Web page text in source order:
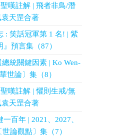
嘆註解 | 飛者非鳥/潛
天罡合著
: 笑話冠軍第 1 名! | 紫
預言集（87）
統關鍵因素 | Ko Wen-
世論〕集（8）
嘆註解 | 懼則生戒/無
天罡合著
百年 | 2021、2027、
論觀點〕集（7）